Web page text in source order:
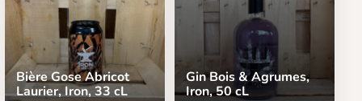
Bière Gose Abricot
Laurier, Iron, 33 cL
Gin Bois & Agrumes,
Iron, 50 cL